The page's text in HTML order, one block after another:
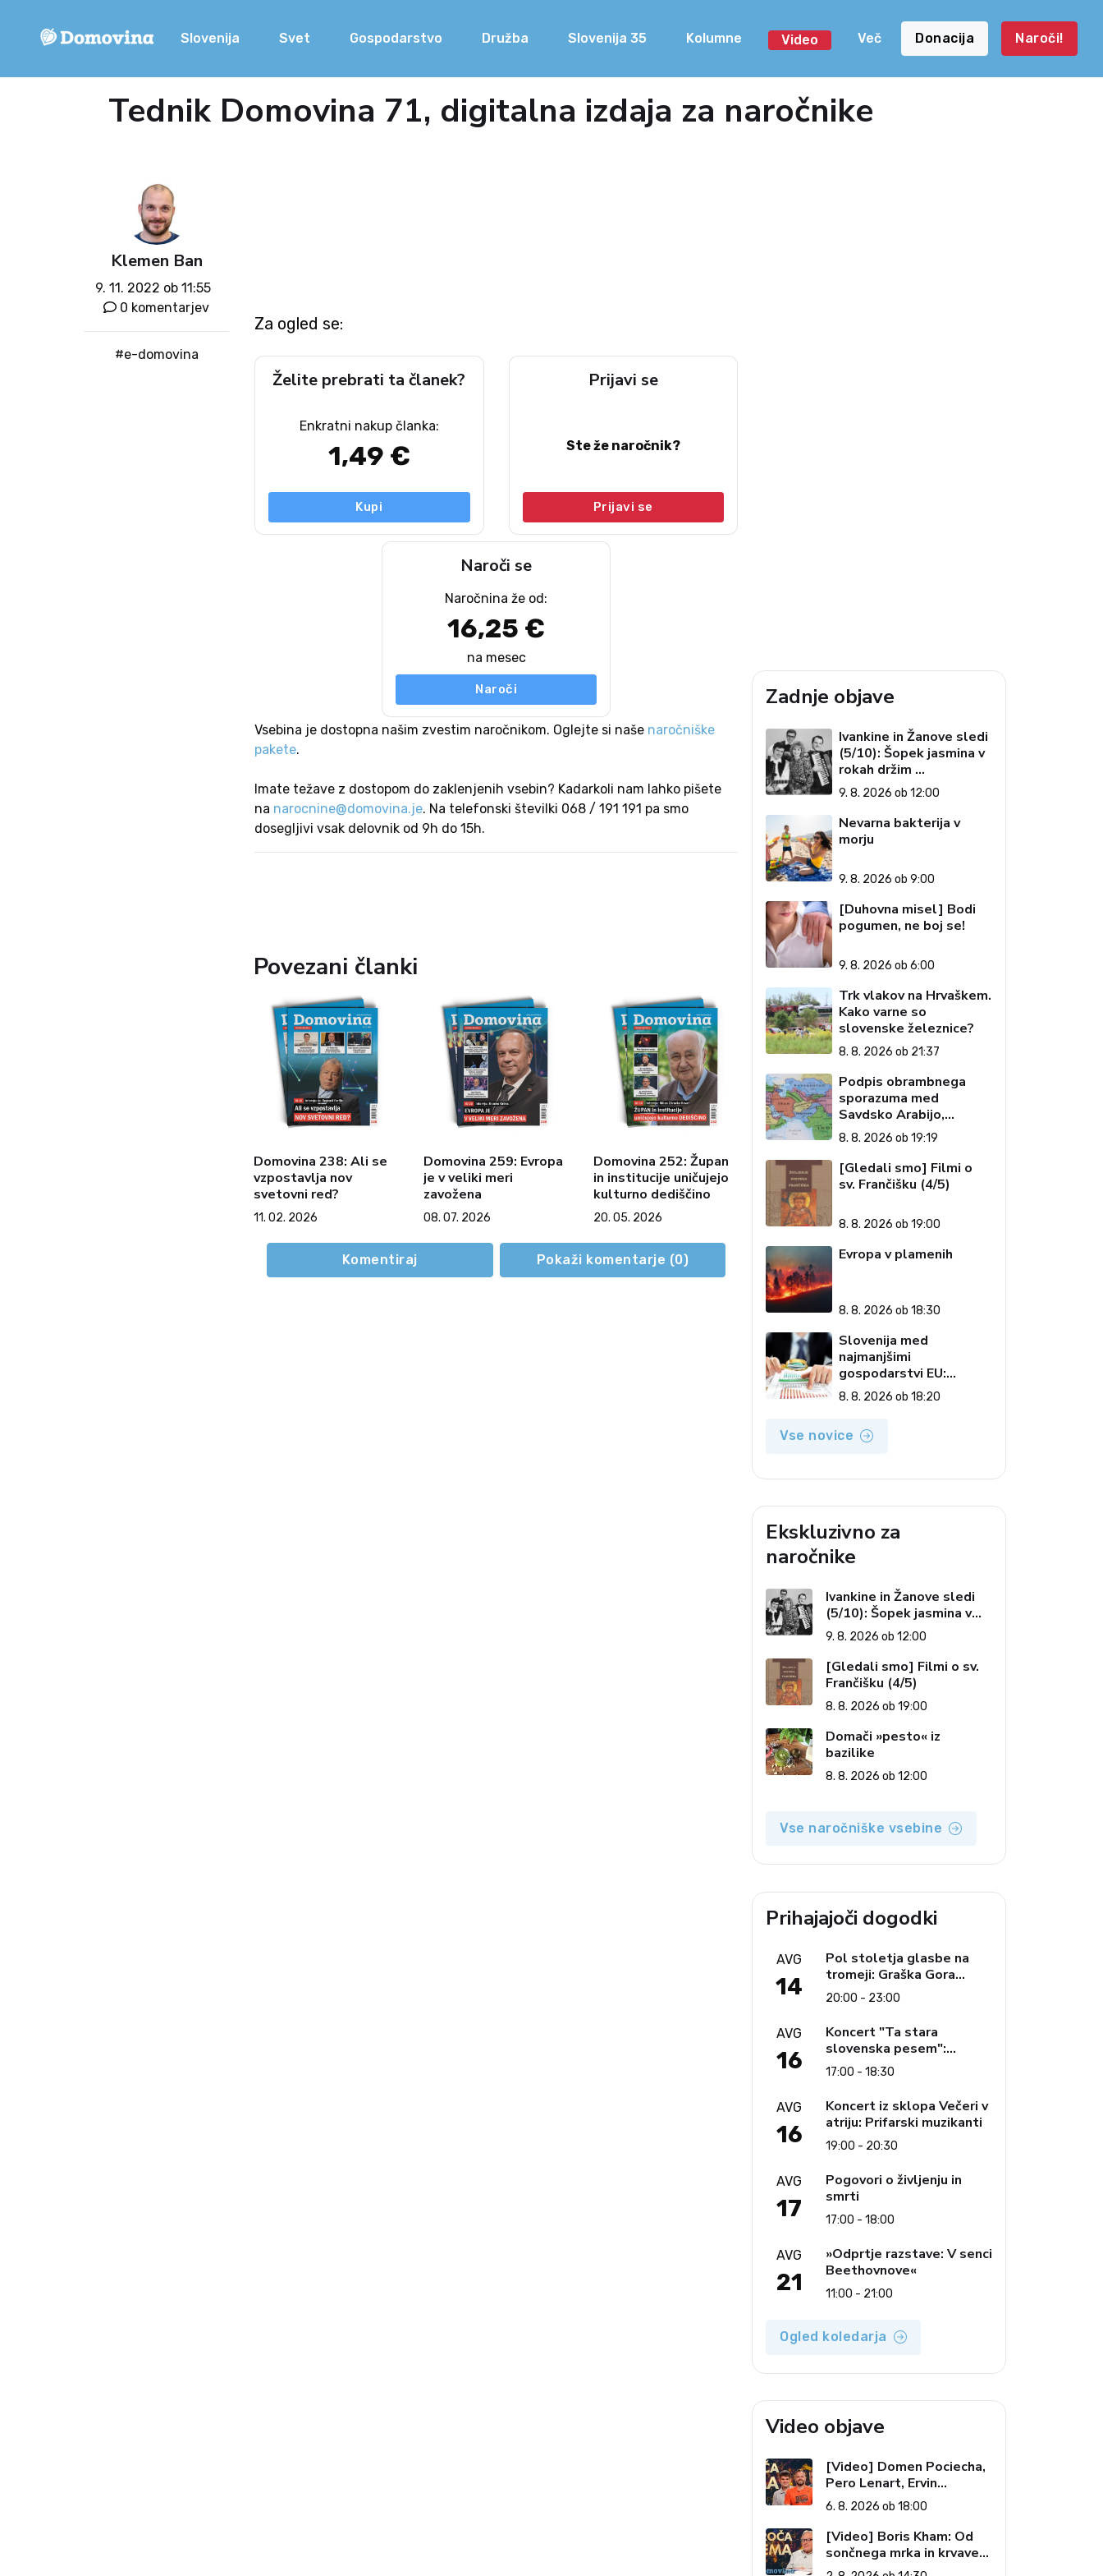
Slovenija Svet Gospodarstvo Družba Slovenija 35 Kolumne Video Več Donacija Naroči!
Tednik Domovina 71, digitalna izdaja za naročnike
Klemen Ban
9. 11. 2022 ob 11:55
0 komentarjev
#e-domovina
Za ogled se:
Želite prebrati ta članek?
Enkratni nakup članka:
1,49 €
Kupi
Prijavi se
Ste že naročnik?
Prijavi se
Naroči se
Naročnina že od:
16,25 €
na mesec
Naroči
Vsebina je dostopna našim zvestim naročnikom. Oglejte si naše naročniške
pakete.
Imate težave z dostopom do zaklenjenih vsebin? Kadarkoli nam lahko pišete
na narocnine@domovina.je. Na telefonski številki 068 / 191 191 pa smo
dosegljivi vsak delovnik od 9h do 15h.
Povezani članki
Domovina 238: Ali se
vzpostavlja nov
svetovni red?
11. 02. 2026
Domovina 259: Evropa
je v veliki meri
zavožena
08. 07. 2026
Domovina 252: Župan
in institucije uničujejo
kulturno dediščino
20. 05. 2026
Komentiraj Pokaži komentarje (0)
Zadnje objave
Ivankine in Žanove sledi
(5/10): Šopek jasmina v
rokah držim …
9. 8. 2026 ob 12:00
Nevarna bakterija v
morju
9. 8. 2026 ob 9:00
[Duhovna misel] Bodi
pogumen, ne boj se!
9. 8. 2026 ob 6:00
Trk vlakov na Hrvaškem.
Kako varne so
slovenske železnice?
8. 8. 2026 ob 21:37
Podpis obrambnega
sporazuma med
Savdsko Arabijo,
Pakistanom in Turčijo
8. 8. 2026 ob 19:19
[Gledali smo] Filmi o
sv. Frančišku (4/5)
8. 8. 2026 ob 19:00
Evropa v plamenih
8. 8. 2026 ob 18:30
Slovenija med
najmanjšimi
gospodarstvi EU:
Golobova vlada pustila
visoke račune državi
8. 8. 2026 ob 18:20
Vse novice
Ekskluzivno za
naročnike
Ivankine in Žanove sledi
(5/10): Šopek jasmina v
rokah držim …
9. 8. 2026 ob 12:00
[Gledali smo] Filmi o sv.
Frančišku (4/5)
8. 8. 2026 ob 19:00
Domači »pesto« iz
bazilike
8. 8. 2026 ob 12:00
Vse naročniške vsebine
Prihajajoči dogodki
AVG
14
Pol stoletja glasbe na
tromeji: Graška Gora
obeležuje 50. jubilejni
festival narodno-zabavne
glasbe
20:00 - 23:00
AVG
16
Koncert "Ta stara
slovenska pesem":
Ljudski pevci Jezerci
17:00 - 18:30
AVG
16
Koncert iz sklopa Večeri v
atriju: Prifarski muzikanti
19:00 - 20:30
AVG
17
Pogovori o življenju in
smrti
17:00 - 18:00
AVG
21
»Odprtje razstave: V senci
Beethovnove«
11:00 - 21:00
Ogled koledarja
Video objave
[Video] Domen Pociecha,
Pero Lenart, Ervin
Kostanjšek: Šport
specialcev (Vroča tema, 6.
8. 2026)
6. 8. 2026 ob 18:00
[Video] Boris Kham: Od
sončnega mrka in krvave
lune do slovenskih